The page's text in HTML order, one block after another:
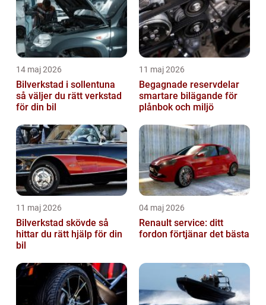
14 maj 2026
Bilverkstad i sollentuna
så väljer du rätt verkstad
för din bil
11 maj 2026
Begagnade reservdelar
smartare bilägande för
plånbok och miljö
11 maj 2026
Bilverkstad skövde så
hittar du rätt hjälp för din
bil
04 maj 2026
Renault service: ditt
fordon förtjänar det bästa